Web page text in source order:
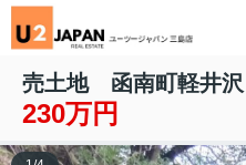
売土地 函南町軽井沢
230万円